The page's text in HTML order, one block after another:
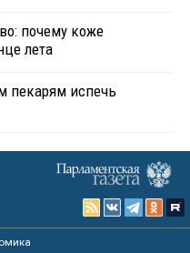
почему коже
лета
пекарям испечь